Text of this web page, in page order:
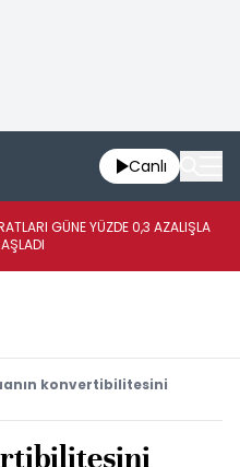
Canlı
GÜNE YÜZDE 0,3 AZALIŞLA
konvertibilitesini